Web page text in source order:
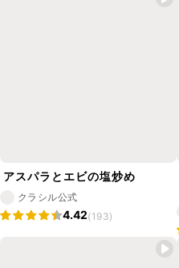
アスパラとエビの塩炒め
クラシル公式
4.42(193)